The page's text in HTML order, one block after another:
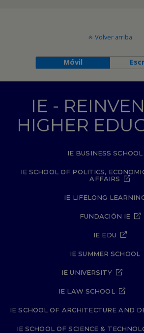
Volver arriba
Móvil
IE -
HIGHER
IE BUSINESS SCHOOL
IE SCHOOL OF POLITICS,
AFFAIRS
IE LIFELONG
FUNDACIÓN IE
IE EDU
IE SUMMER SCHOOL
IE UNIVERSITY
IE LAW SCHOOL
IE SCHOOL OF ARCHITECTURE AND
IE SCHOOL OF SCIENCE &